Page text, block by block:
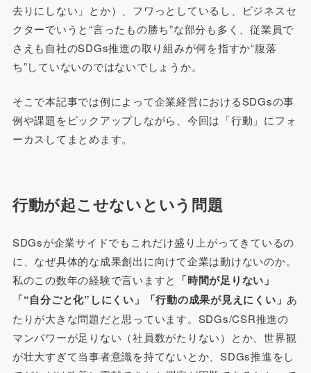
去りにしない」とか）、フワっとしているし、ビジネスセ
クターでいうと“言ったもの勝ち”な部分も多く、従業員で
さえも自社のSDGs推進の取り組みが何を指すか“腹落
ち”していないのではないでしょうか。
そこで本記事では例によって企業経営におけるSDGsの事
例や課題をピックアップしながら、今回は「行動」にフォ
ーカスしてまとめます。
行動が起こせないという問題
SDGsが企業サイドでもこれだけ盛り上がってきているの
に、なぜ具体的な成果創出に向けて企業は動けないのか。
私のこの数年の経験で言いますと
「時間が足りない」
「“自分ごと化”しにくい」「行動の成果が見えにくい」 あ
たりが大きな問題だと思っています。SDGs/CSR推進の
マンパワーが足りない（社員数がたりない）とか、世界観
が壮大すぎて当事者意識を持てないとか、SDGs推進をし